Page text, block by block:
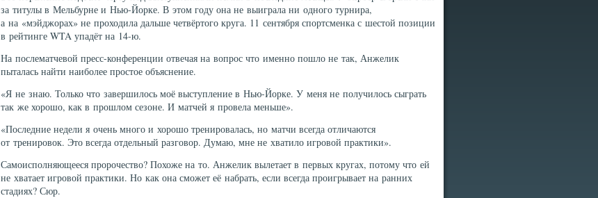
за титулы в Мельбурне и Нью-Йорке. В этом году она не выиграла ни одного турнира,
а на «мэйджорах» не проходила дальше четвёртого круга. 11 сентября спортсменка с шестой позиции
в рейтинге WTA упадёт на 14-ю.
На послематчевой пресс-конференции отвечая на вопрос что именно пошло не так, Анжелик
пыталась найти наиболее простое объяснение.
«Я не знаю. Только что завершилось моё выступление в Нью-Йорке. У меня не получилось сыграть
так же хорошо, как в прошлом сезоне. И матчей я провела меньше».
«Последние недели я очень много и хорошо тренировалась, но матчи всегда отличаются
от тренировок. Это всегда отдельный разговор. Думаю, мне не хватило игровой практики».
Самоисполняющееся пророчество? Похоже на то. Анжелик вылетает в первых кругах, потому что ей
не хватает игровой практики. Но как она сможет её набрать, если всегда проигрывает на ранних
стадиях? Сюр.